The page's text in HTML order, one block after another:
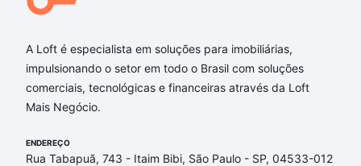
A Loft é especialista em soluções para imobiliárias,
impulsionando o setor em todo o Brasil com soluções
comerciais, tecnológicas e financeiras através da Loft
Mais Negócio.
ENDEREÇO
Rua Tabapuã, 743 - Itaim Bibi, São Paulo - SP, 04533-012